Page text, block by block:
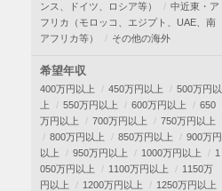
ンス、ドイツ、ロシア等）
中近東・ア
フリカ（モロッコ、エジプト、UAE、南
アフリカ等）
その他の海外
希望年収
400万円以上 450万円以上
500万円以
上
550万円以上 600万円以上
650
万円以上
700万円以上
750万円以上
800万円以上
850万円以上
900万円
以上
950万円以上 1000万円以上
1
050万円以上
1100万円以上
1150万
円以上
1200万円以上
1250万円以上